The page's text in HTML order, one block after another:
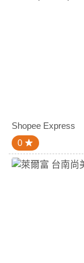
Shopee Express
0